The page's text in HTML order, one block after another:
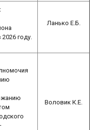
году.
Ланько Е.Б.
Воловик К.Е.